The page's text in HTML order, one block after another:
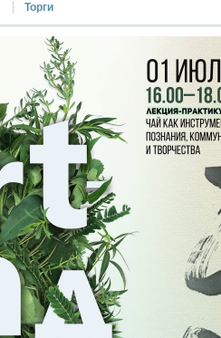
Торги